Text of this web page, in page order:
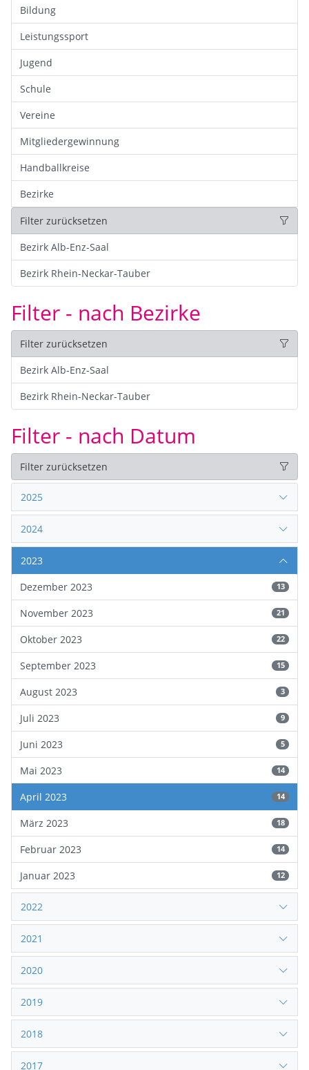
Bildung
Leistungssport
Jugend
Schule
Vereine
Mitgliedergewinnung
Handballkreise
Bezirke
Filter zurücksetzen
Bezirk Alb-Enz-Saal
Bezirk Rhein-Neckar-Tauber
Filter - nach Bezirke
Filter zurücksetzen
Bezirk Alb-Enz-Saal
Bezirk Rhein-Neckar-Tauber
Filter - nach Datum
Filter zurücksetzen
2025
2024
2023
Dezember 2023
13
November 2023 21
Oktober 2023 22
September 2023 15
August 2023 3
Juli 2023 9
Juni 2023 5
Mai 2023 14
April 2023 14
März 2023 18
Februar 2023 14
Januar 2023 12
2022
2021
2020
2019
2018
2017